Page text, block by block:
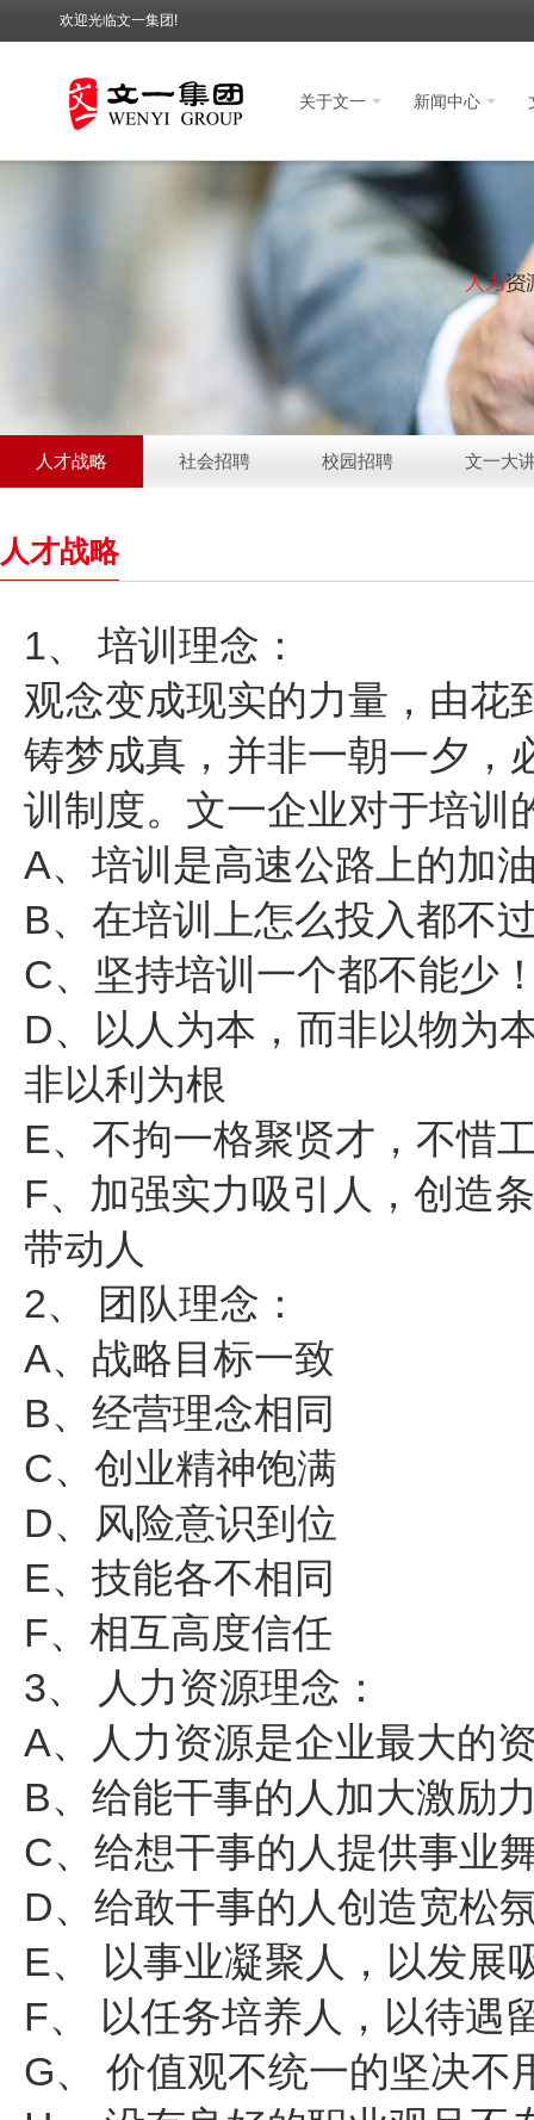
欢迎光临文一集团!
关于文一 新闻中心
人才战略 社会招聘 校园招聘 文一大
人才战略
1、 培训理念：
观念变成现实的力量，由花
铸梦成真，并非一朝一夕，
训制度。文一企业对于培训
A、培训是高速公路上的加
B、在培训上怎么投入都不
C、坚持培训一个都不能少
D、以人为本，而非以物为
非以利为根
E、不拘一格聚贤才，不惜
F、加强实力吸引人，创造
带动人
2、 团队理念：
A、战略目标一致
B、经营理念相同
C、创业精神饱满
D、风险意识到位
E、技能各不相同
F、相互高度信任
3、 人力资源理念：
A、人力资源是企业最大的
B、给能干事的人加大激励
C、给想干事的人提供事业
D、给敢干事的人创造宽松
E、 以事业凝聚人，以发展
F、 以任务培养人，以待遇
G、 价值观不统一的坚决不